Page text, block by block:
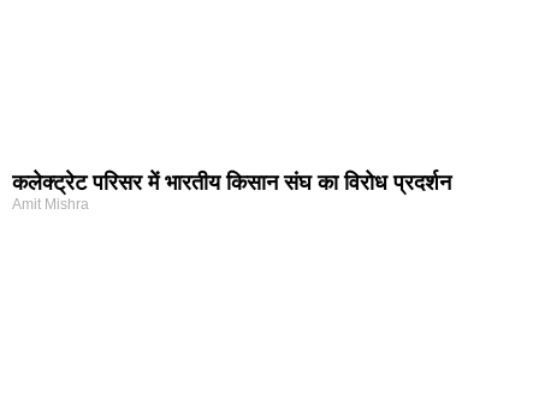
कलेक्ट्रेट परिसर में भारतीय किसान संघ का विरोध प्रदर्शन
Amit Mishra